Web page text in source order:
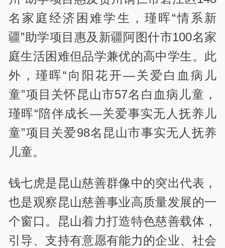
名家庭经济困难学生，瑾晖“情系新
疆”助学项目惠及新疆阿图什市100名家
庭生活困难但品学兼优的高中学生。此
外，瑾晖“向阳花开—关爱白血病儿
童”项目关怀昆山市57名白血病儿童，
瑾晖“陪伴成长—关爱事实无人抚养儿
童”项目关爱98名昆山市事实无人抚养
儿童。
钱七虎是昆山慈善群像中的突出代表，
也是观察昆山慈善事业高质量发展的一
个窗口。昆山着力打造特色慈善载体，
引导、支持有意愿有能力的企业、社会